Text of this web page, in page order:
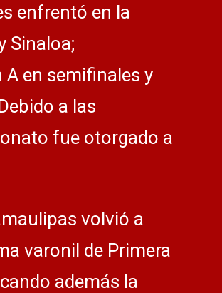
enfrentó en la
Sinaloa;
en semifinales y
a las
fue otorgado a
volvió a
varonil de Primera
además la